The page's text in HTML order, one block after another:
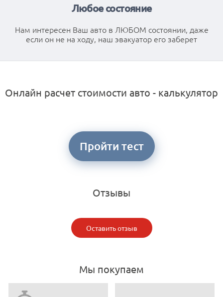
Любое состояние
Нам интересен Ваш авто в ЛЮБОМ состоянии, даже
если он не на ходу, наш эвакуатор его заберет
Онлайн расчет стоимости авто - калькулятор
Пройти тест
Отзывы
Оставить отзыв
Мы покупаем